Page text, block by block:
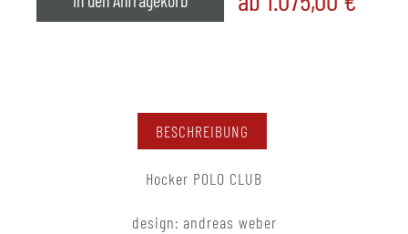
BESCHREIBUNG
Hocker POLO CLUB
design: andreas weber